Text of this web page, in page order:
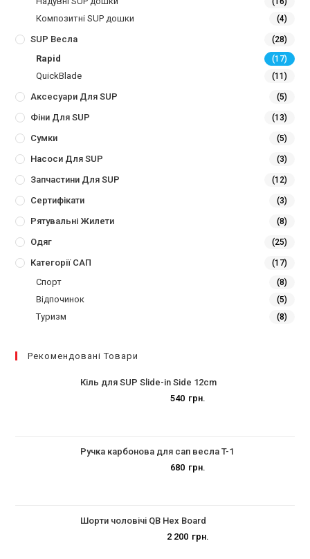
Композитні SUP дошки (4)
SUP Весла (28)
Rapid (17)
QuickBlade (11)
Аксесуари Для SUP (5)
Фіни Для SUP (13)
Сумки (5)
Насоси Для SUP (3)
Запчастини Для SUP (12)
Сертифікати (3)
Рятувальні Жилети (8)
Одяг (25)
Категорії САП (17)
Спорт (8)
Відпочинок (5)
Туризм (8)
Рекомендовані Товари
Кіль для SUP Slide-in Side 12cm
грн.
540
Ручка карбонова для сап весла T-1
грн.
680
Шорти чоловічі QB Hex Board
грн.
2 200